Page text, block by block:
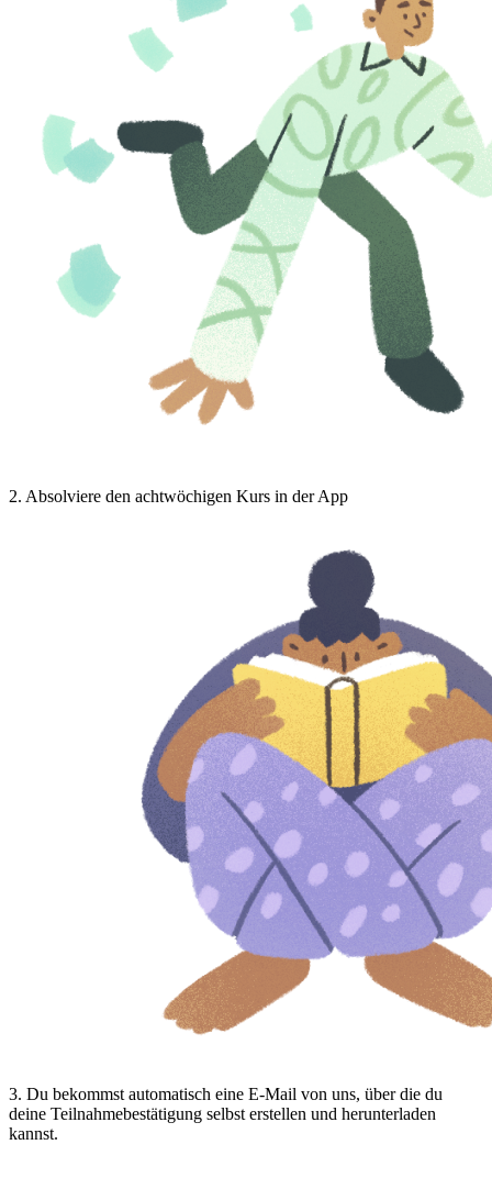
2. Absolviere den achtwöchigen Kurs in der App
3. Du bekommst automatisch eine E-Mail von uns, über die du
deine Teilnahmebestätigung selbst erstellen und herunterladen
kannst.